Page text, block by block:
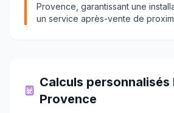
Provence , garantissant une
un service après-vente de
Calculs personnalisés
Provence